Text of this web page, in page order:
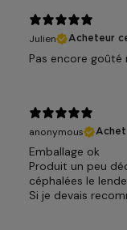
Julien
Acheteur
Pas encore goûté
anonymous
Emballage ok
Produit un peu
céphalées le
Si je devais